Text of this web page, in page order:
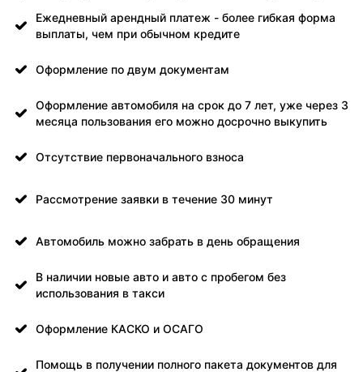
Ежедневный арендный платеж - более гибкая форма
выплаты, чем при обычном кредите
Оформление по двум документам
Оформление автомобиля на срок до 7 лет, уже через 3
месяца пользования его можно досрочно выкупить
Отсутствие первоначального взноса
Рассмотрение заявки в течение 30 минут
Автомобиль можно забрать в день обращения
В наличии новые авто и авто с пробегом без
использования в такси
Оформление КАСКО и ОСАГО
Помощь в получении полного пакета документов для